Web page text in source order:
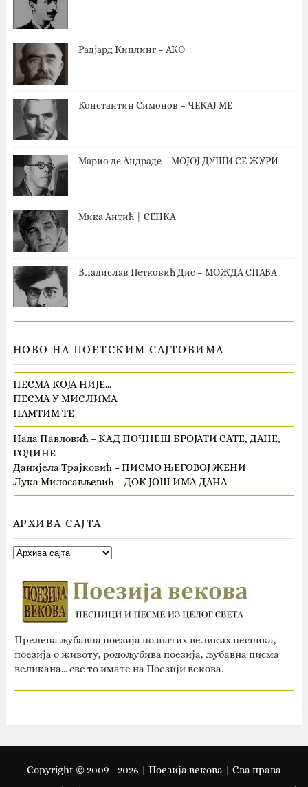
Радјард Киплинг – АКО
Константин Симонов – ЧЕКАЈ МЕ
Марио де Андраде – МОЈОЈ ДУШИ СЕ ЖУРИ
Мика Антић | СЕНКА
Владислав Петковић Дис – МОЖДА СПАВА
НОВО НА ПОЕТСКИМ САЈТОВИМА
ПЕСМА КОЈА НИЈЕ…
ПЕСМА У МИСЛИМА
ПАМТИМ ТЕ
Нада Павловић – КАД ПОЧНЕШ БРОЈАТИ САТЕ, ДАНЕ,
ГОДИНЕ
Данијела Трајковић – ПИСМО ЊЕГОВОЈ ЖЕНИ
Лука Милосављевић – ДОК ЈОШ ИМА ДАНА
АРХИВА САЈТА
Прелепа љубавна поезија познатих великих песника,
поезија о животу, родољубива поезија, љубавна писма
великана... све то имате на Поезији векова.
Copyright © 2009 - 2026 | Поезија векова | Сва права